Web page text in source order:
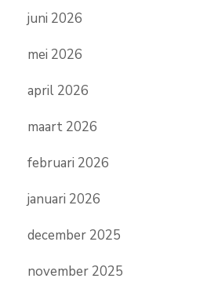
juni 2026
mei 2026
april 2026
maart 2026
februari 2026
januari 2026
december 2025
november 2025